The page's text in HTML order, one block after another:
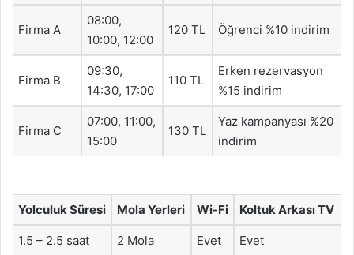
Firma A
08:00,
10:00, 12:00
120 TL Öğrenci %10 indirim
Firma B
09:30,
14:30, 17:00
110 TL
Erken rezervasyon
%15 indirim
Firma C
07:00, 11:00,
15:00
130 TL
Yaz kampanyası %20
indirim
Yolculuk Süresi Mola Yerleri Wi-Fi Koltuk Arkası TV
1.5 – 2.5 saat 2 Mola Evet Evet